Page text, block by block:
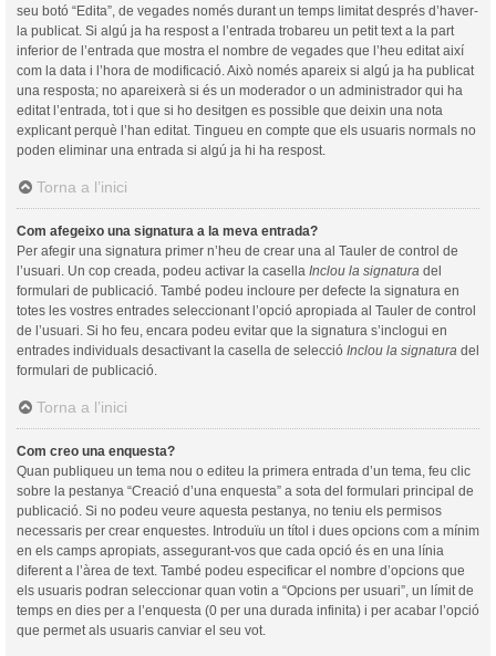
seu botó “Edita”, de vegades només durant un temps limitat després d’haver-
la publicat. Si algú ja ha respost a l’entrada trobareu un petit text a la part
inferior de l’entrada que mostra el nombre de vegades que l’heu editat així
com la data i l’hora de modificació. Això només apareix si algú ja ha publicat
una resposta; no apareixerà si és un moderador o un administrador qui ha
editat l’entrada, tot i que si ho desitgen es possible que deixin una nota
explicant perquè l’han editat. Tingueu en compte que els usuaris normals no
poden eliminar una entrada si algú ja hi ha respost.
Torna a l’inici
Com afegeixo una signatura a la meva entrada?
Per afegir una signatura primer n’heu de crear una al Tauler de control de
l’usuari. Un cop creada, podeu activar la casella Inclou la signatura del
formulari de publicació. També podeu incloure per defecte la signatura en
totes les vostres entrades seleccionant l’opció apropiada al Tauler de control
de l’usuari. Si ho feu, encara podeu evitar que la signatura s’inclogui en
entrades individuals desactivant la casella de selecció Inclou la signatura del
formulari de publicació.
Torna a l’inici
Com creo una enquesta?
Quan publiqueu un tema nou o editeu la primera entrada d’un tema, feu clic
sobre la pestanya “Creació d’una enquesta” a sota del formulari principal de
publicació. Si no podeu veure aquesta pestanya, no teniu els permisos
necessaris per crear enquestes. Introduïu un títol i dues opcions com a mínim
en els camps apropiats, assegurant-vos que cada opció és en una línia
diferent a l’àrea de text. També podeu especificar el nombre d’opcions que
els usuaris podran seleccionar quan votin a “Opcions per usuari”, un límit de
temps en dies per a l’enquesta (0 per una durada infinita) i per acabar l’opció
que permet als usuaris canviar el seu vot.